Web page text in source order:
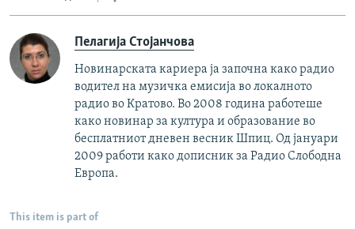
Пелагија Стојанчова
Новинарската кариера ја започна како радио
водител на музичка емисија во локалното
радио во Кратово. Во 2008 година работеше
како новинар за култура и образование во
бесплатниот дневен весник Шпиц. Од јануари
2009 работи како дописник за Радио Слободна
Европа.
This item is part of